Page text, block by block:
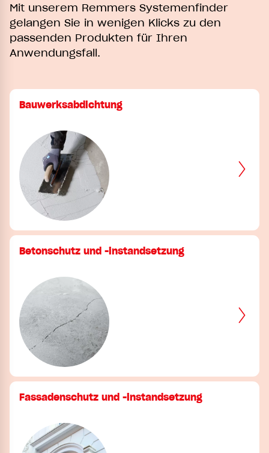
Mit unserem Remmers Systemenfinder
gelangen Sie in wenigen Klicks zu den
passenden Produkten für Ihren
Anwendungsfall.
Bauwerksabdichtung
Betonschutz und -instandsetzung
Fassadenschutz und -instandsetzung